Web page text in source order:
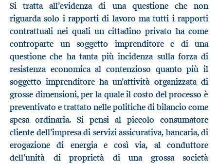
Si tratta all’evidenza di una questione che non
riguarda solo i rapporti di lavoro ma tutti i rapporti
contrattuali nei quali un cittadino privato ha come
controparte un soggetto imprenditore e di una
questione che ha tanta più incidenza sulla forza di
resistenza economica al contenzioso quanto più il
soggetto imprenditore ha un’attività organizzata di
grosse dimensioni, per la quale il costo del processo è
preventivato e trattato nelle politiche di bilancio come
spesa ordinaria. Si pensi al piccolo consumatore
cliente dell’impresa di servizi assicurativa, bancaria, di
erogazione di energia e così via, al conduttore
dell’unità di proprietà di una grossa società